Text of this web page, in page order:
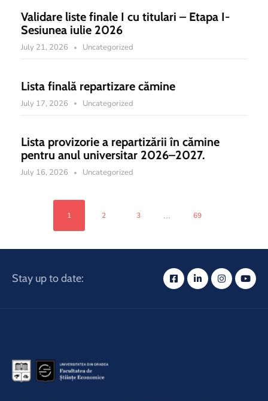
Validare liste finale I cu titulari – Etapa I-
Sesiunea iulie 2026
July 21, 2026 Uncategorized
Lista finală repartizare cămine
July 17, 2026 Uncategorized
Lista provizorie a repartizării în cămine
pentru anul universitar 2026–2027.
July 16, 2026 Uncategorized
1 2 3 ... 69
Stay up to date: